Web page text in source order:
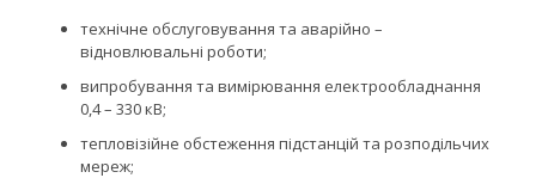
технічне обслуговування та аварійно –
відновлювальні роботи;
випробування та вимірювання електрообладнання
0,4 – 330 кВ;
тепловізійне обстеження підстанцій та розподільчих
мереж;